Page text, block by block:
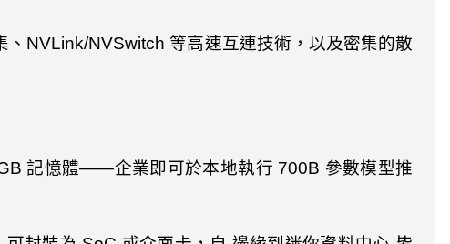
、 NVLink/NVSwitch 等高速互連技術，以及密集的散
記憶體——企業即可於本地執行 700B 參數模型推